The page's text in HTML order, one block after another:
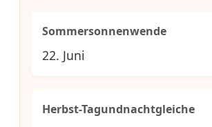
Sommersonnenwende
22. Juni
Herbst-Tagundnachtgleiche